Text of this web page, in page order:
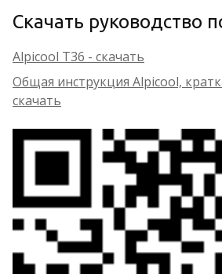
Скачать руководство
Alpicool T36 - скачать
Общая инструкция Alpicool,
скачать